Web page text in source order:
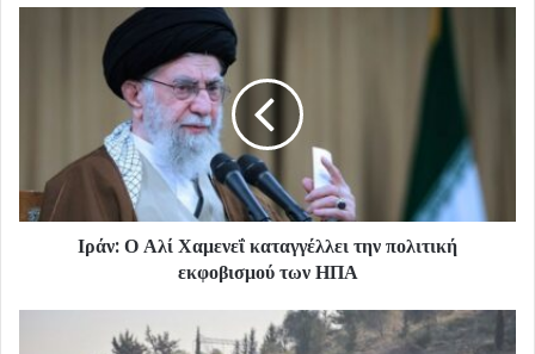
Ιράν: Ο Αλί Χαμενεΐ καταγγέλλει την πολιτική
εκφοβισμού των ΗΠΑ